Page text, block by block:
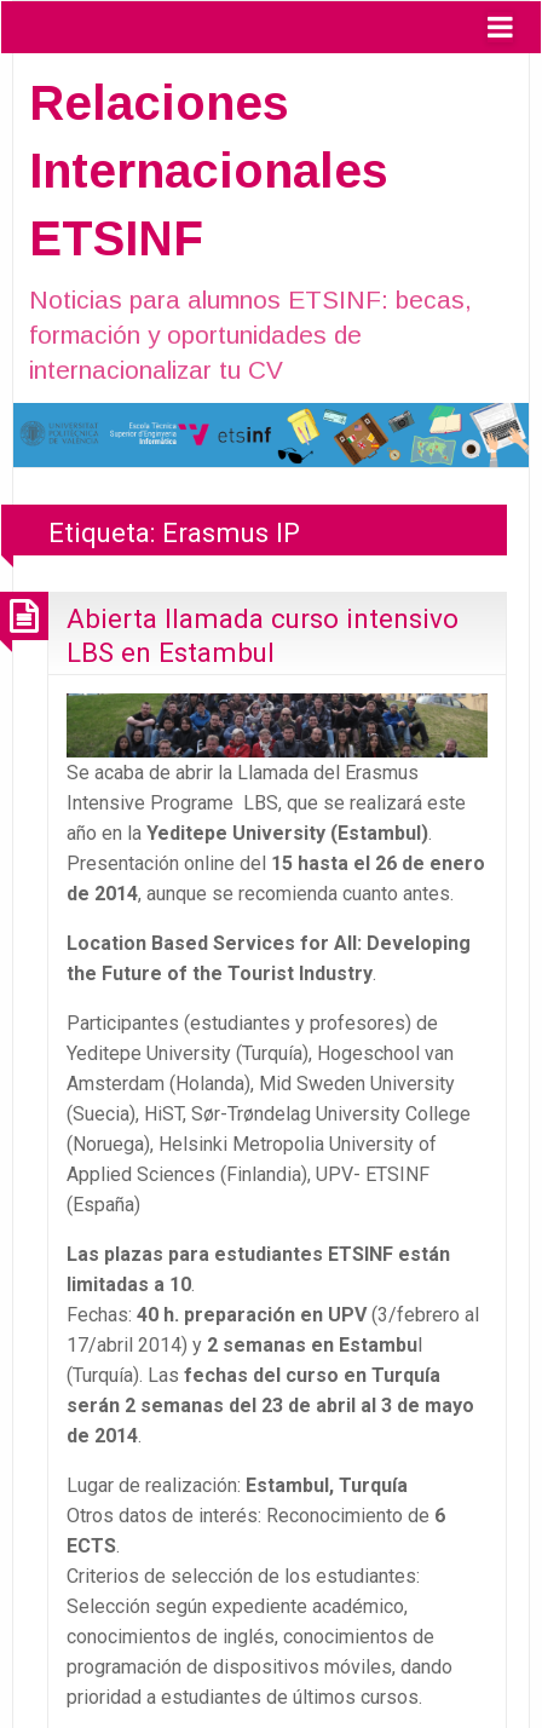
Relaciones
Internacionales
ETSINF
Noticias para alumnos ETSINF: becas,
formación y oportunidades de
internacionalizar tu CV
Etiqueta: Erasmus IP
Abierta llamada curso intensivo
LBS en Estambul
Se acaba de abrir la Llamada del Erasmus
Intensive Programe LBS, que se realizará este
año en la Yeditepe University (Estambul).
Presentación online del 15 hasta el 26 de enero
de 2014, aunque se recomienda cuanto antes.
Location Based Services for All: Developing
the Future of the Tourist Industry.
Participantes (estudiantes y profesores) de
Yeditepe University (Turquía), Hogeschool van
Amsterdam (Holanda), Mid Sweden University
(Suecia), HiST, Sør-Trøndelag University College
(Noruega), Helsinki Metropolia University of
Applied Sciences (Finlandia), UPV- ETSINF
(España)
Las plazas para estudiantes ETSINF están
limitadas a 10.
Fechas: 40 h. preparación en UPV(3/febrero al
17/abril 2014) y 2 semanas en Estambu
(Turquía). Las fechas del curso en Turquía
serán 2 semanas del 23 de abril al 3 de mayo
de 2014.
Lugar de realización: Estambul, Turquía
Otros datos de interés: Reconocimiento de 6
ECTS.
Criterios de selección de los estudiantes:
Selección según expediente académico,
conocimientos de inglés, conocimientos de
programación de dispositivos móviles, dando
prioridad a estudiantes de últimos cursos.